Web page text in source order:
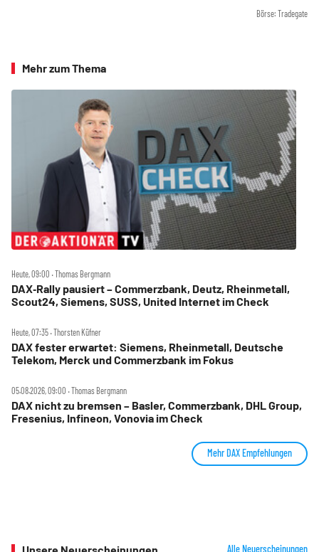
Börse: Tradegate
Mehr zum Thema
Heute, 09:00 ‧ Thomas Bergmann
DAX‑Rally pausiert – Commerzbank, Deutz, Rheinmetall,
Scout24, Siemens, SUSS, United Internet im Check
Heute, 07:35 ‧ Thorsten Küfner
DAX fester erwartet: Siemens, Rheinmetall, Deutsche
Telekom, Merck und Commerzbank im Fokus
05.08.2026, 09:00 ‧ Thomas Bergmann
DAX nicht zu bremsen – Basler, Commerzbank, DHL Group,
Fresenius, Infineon, Vonovia im Check
Mehr DAX Empfehlungen
Alle Neuerscheinungen